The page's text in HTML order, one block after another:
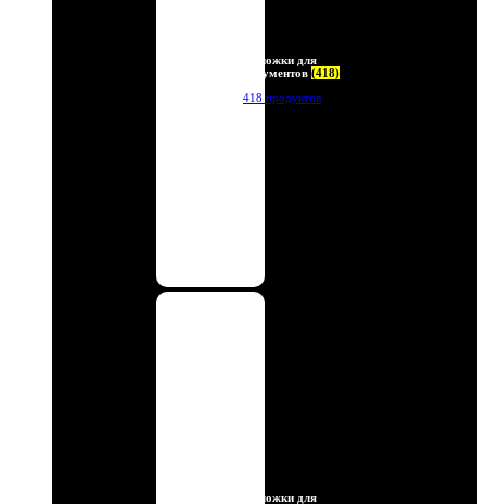
Обложки для
документов (418)
418 продуктов
Обложки для